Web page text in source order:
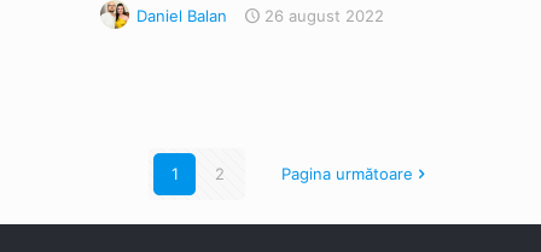
Daniel Balan 26 august 2022
1 2 Pagina următoare